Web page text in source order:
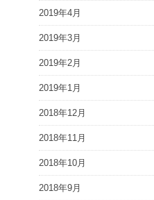
2019年4月
2019年3月
2019年2月
2019年1月
2018年12月
2018年11月
2018年10月
2018年9月